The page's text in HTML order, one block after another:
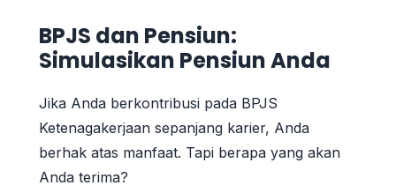
BPJS dan Pensiun:
Simulasikan Pensiun Anda
Jika Anda berkontribusi pada BPJS
Ketenagakerjaan sepanjang karier, Anda
berhak atas manfaat. Tapi berapa yang akan
Anda terima?